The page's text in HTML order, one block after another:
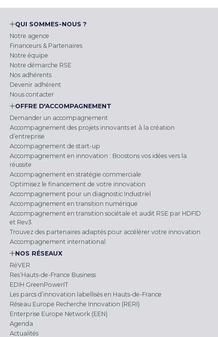
QUI SOMMES-NOUS ?
Notre agence
Financeurs & Partenaires
Notre équipe
Notre démarche RSE
Nos adhérents
Devenir adhérent
Nous contacter
OFFRE D'ACCOMPAGNEMENT
Demander un accompagnement
Accompagnement des projets innovants et à la création
d’entreprise
Accompagnement de start-up
Accompagnement en innovation : Boostons vos idées vers la
réussite
Accompagnement en stratégie commerciale
Optimisez le financement de votre innovation
Accompagnement pour un diagnostic Industriel
Accompagnement en transition numérique
Accompagnement en transition sociétale et audit RSE par HDFID
et Rev3
Trouvez des partenaires adaptés pour accélérer votre innovation
Accompagnement international
NOS RÉSEAUX
RéVER
Res’Hauts-de-France Business
EDIH GreenPowerIT
Les parcs d’innovation labellisés en Hauts-de-France
Réseau Europe Recherche Innovation (RERI)
Enterprise Europe Network (EEN)
Agenda
Actualités